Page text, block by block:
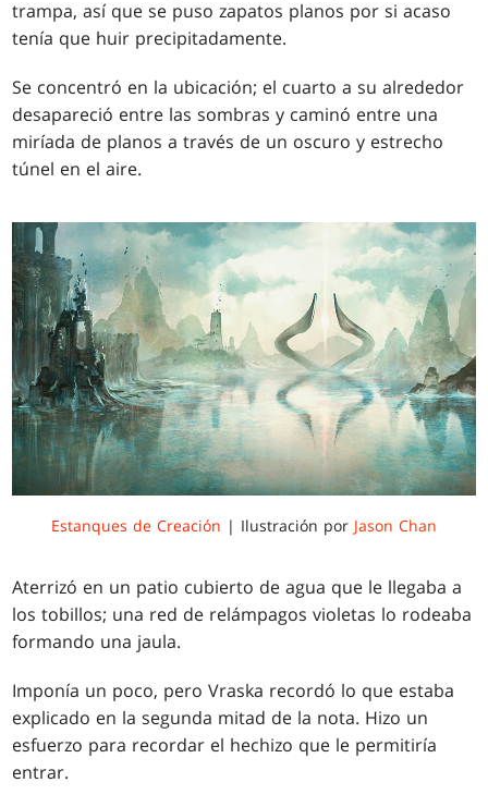
trampa, así que se puso zapatos planos por si acaso
tenía que huir precipitadamente.
Se concentró en la ubicación; el cuarto a su alrededor
desapareció entre las sombras y caminó entre una
miríada de planos a través de un oscuro y estrecho
túnel en el aire.
Estanques de Creación | Ilustración por Jason Chan
Aterrizó en un patio cubierto de agua que le llegaba a
los tobillos; una red de relámpagos violetas lo rodeaba
formando una jaula.
Imponía un poco, pero Vraska recordó lo que estaba
explicado en la segunda mitad de la nota. Hizo un
esfuerzo para recordar el hechizo que le permitiría
entrar.